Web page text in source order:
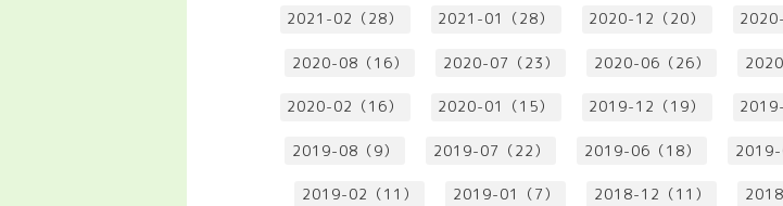
2021-02（28） 2021-01（28） 2020-12（20）
2020-08（16） 2020-07（23） 2020-06（26）
2020-02（16） 2020-01（15） 2019-12（19）
2019-08（9） 2019-07（22） 2019-06（18） 2019-
2019-02（11） 2019-01（7） 2018-12（11）